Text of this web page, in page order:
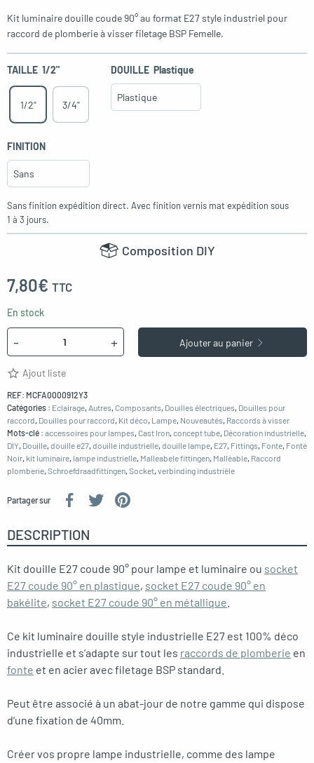
Kit luminaire douille coude 90° au format E27 style industriel pour
raccord de plomberie à visser filetage BSP Femelle.
TAILLE 1/2"
1/2" 3/4"
DOUILLEPlastique
FINITION
Sans finition expédition direct. Avec finition vernis mat expédition sous
1 à 3 jours.
Composition DIY
7,80€ TTC
En stock
- + Ajouter au panier
Ajout liste
REF: MCFA0000912Y3
Catégories : Eclairage, Autres, Composants, Douilles électriques, Douilles pour
raccord, Douilles pour raccord, Kit déco, Lampe, Nouveautés, Raccords à visser
Mots-clé : accessoires pour lampes, Cast Iron, concept tube, Décoration industrielle,
DIY, Douille, douille e27, douille industrielle, douille lampe, E27, Fittings, Fonte, Fonte
Noir, kit luminaire, lampe industrielle, Malleabele fittingen, Malléable, Raccord
plomberie, Schroefdraadfittingen, Socket, verbinding industriële
Partager sur
DESCRIPTION
Kit douille E27 coude 90° pour lampe et luminaire ou socket
E27 coude 90° en plastique, socket E27 coude 90° en
bakélite, socket E27 coude 90° en métallique
Ce kit luminaire douille style industrielle E27 est 100% déco
industrielle et s’adapte sur tout les raccords de plomberie en
fonte et en acier avec filetage BSP standard.
Peut être associé à un abat-jour de notre gamme qui dispose
d’une fixation de 40mm.
Créer vos propre lampe industrielle, comme des lampe